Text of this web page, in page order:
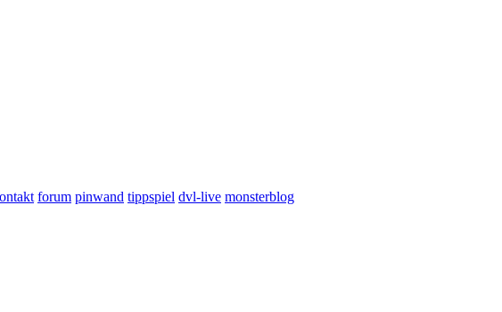
forum pinwand tippspiel dvl-live monsterblog